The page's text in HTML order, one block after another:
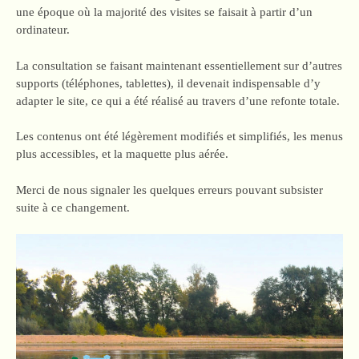
une époque où la majorité des visites se faisait à partir d’un
ordinateur.
La consultation se faisant maintenant essentiellement sur d’autres
supports (téléphones, tablettes), il devenait indispensable d’y
adapter le site, ce qui a été réalisé au travers d’une refonte totale.
Les contenus ont été légèrement modifiés et simplifiés, les menus
plus accessibles, et la maquette plus aérée.
Merci de nous signaler les quelques erreurs pouvant subsister
suite à ce changement.